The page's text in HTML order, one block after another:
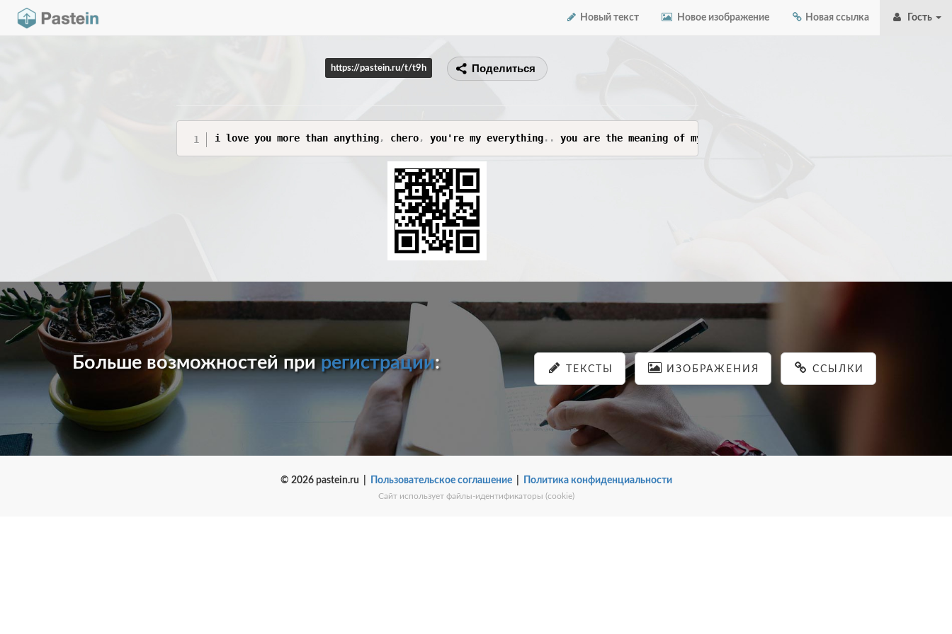
Новый текст Новое изображение Новая ссылка Гость
https://pastein.ru/t/t9h Поделиться
i love you more than anything, chero, you're my everything. . you are the meaning of my life
Больше возможностей прирегистрации: ТЕКСТЫ ИЗОБРАЖЕНИЯ ССЫЛКИ
© 2026 pastein.ru | Пользовательское соглашение| Политика конфиденциальности
Сайт использует файлы-идентификаторы (cookie)